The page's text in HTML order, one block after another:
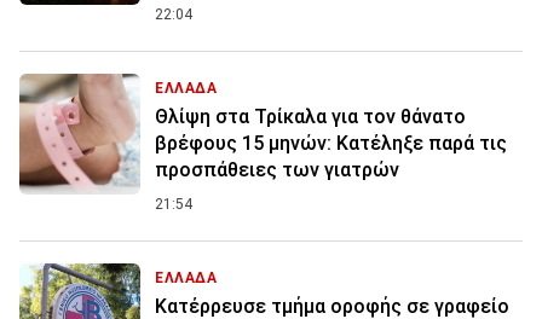
22:04
ΕΛΛΑΔΑ
Θλίψη στα Τρίκαλα για τον θάνατο
βρέφους 15 μηνών: Κατέληξε παρά τις
προσπάθειες των γιατρών
21:54
ΕΛΛΑΔΑ
Κατέρρευσε τμήμα οροφής σε γραφείο